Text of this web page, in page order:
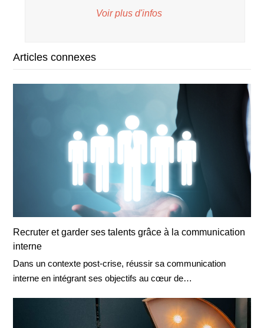
Voir plus d'infos
Articles connexes
Recruter et garder ses talents grâce à la communication
interne
Dans un contexte post-crise, réussir sa communication
interne en intégrant ses objectifs au cœur de…